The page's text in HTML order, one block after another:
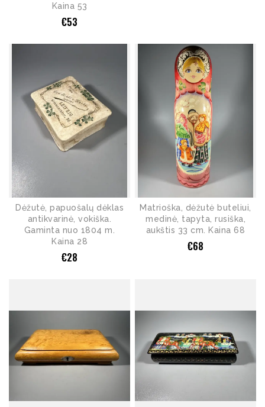
Kaina 53
€53
Dėžutė, papuošalų dėklas
antikvarinė, vokiška.
Gaminta nuo 1804 m.
Kaina 28
€28
Matrioška, dėžutė buteliui,
medinė, tapyta, rusiška,
aukštis 33 cm. Kaina 68
€68